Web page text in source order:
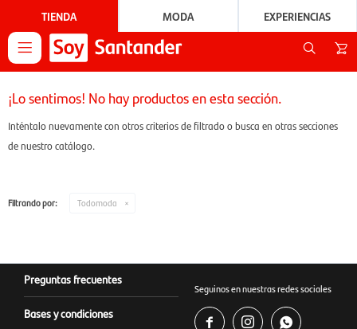
TIENDA MODA EXPERIENCIAS

¡Lo sentimos! No hay productos en esta sección.
Inténtalo nuevamente con otros criterios de filtrado o busca en otras secciones
de nuestro catálogo.
Filtrando por: Todomoda
Preguntas frecuentes
Bases y condiciones
Seguinos en nuestras redes sociales
  